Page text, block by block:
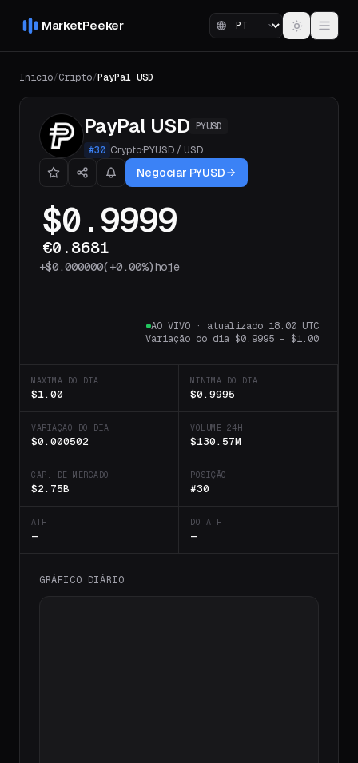
MarketPeeker
Início/Cripto/PayPal USD
PayPal USD PYUSD
#30 Crypto·PYUSD / USD
Negociar PYUSD
$0.9999
€0.8681
+$0.000000(+0.00%)hoje
AO VIVO · atualizado 18:00 UTC
Variação do dia $0.9995 – $1.00
MÁXIMA DO DIA
$1.00
MÍNIMA DO DIA
$0.9995
VARIAÇÃO DO DIA
$0.000502
VOLUME 24H
$130.57M
CAP. DE MERCADO
$2.75B
POSIÇÃO
#30
ATH
—
DO ATH
—
GRÁFICO DIÁRIO